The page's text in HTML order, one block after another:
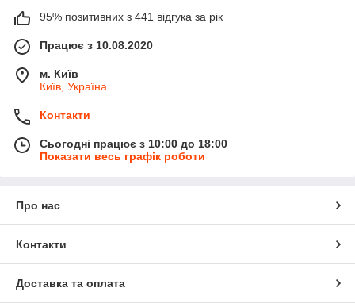
95% позитивних з 441 відгука за рік
Працює з 10.08.2020
м. Київ
Київ, Україна
Контакти
Сьогодні працює з 10:00 до 18:00
Показати весь графік роботи
Про нас
Контакти
Доставка та оплата